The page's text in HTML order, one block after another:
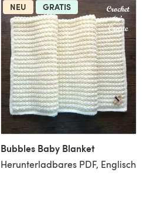
NEU GRATIS
Bubbles Baby Blanket
Herunterladbares PDF, Englisch